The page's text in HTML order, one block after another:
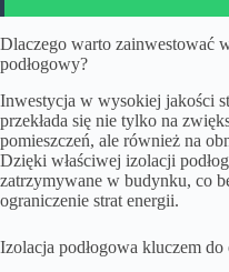
Dlaczego warto zainwestować
podłogowy?
Inwestycja w wysokiej jakości
przekłada się nie tylko na
pomieszczeń, ale również na
Dzięki właściwej izolacji
zatrzymywane w budynku, co
ograniczenie strat energii.
Izolacja podłogowa kluczem